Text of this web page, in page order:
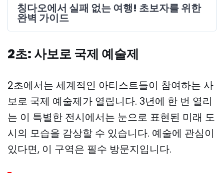
칭다오에서 실패 없는 여행! 초보자를 위한
완벽 가이드
2초: 사보로 국제 예술제
2초에서는 세계적인 아티스트들이 참여하는 사
보로 국제 예술제가 열립니다. 3년에 한 번 열리
는 이 특별한 전시에서는 눈으로 표현된 미래 도
시의 모습을 감상할 수 있습니다. 예술에 관심이
있다면, 이 구역은 필수 방문지입니다.